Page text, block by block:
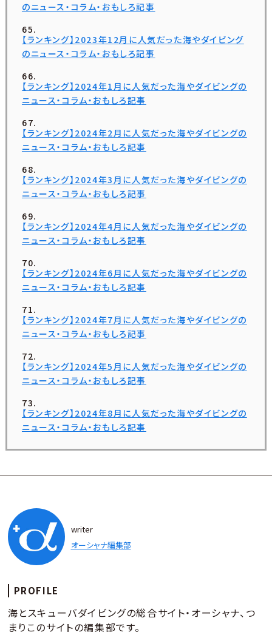
のニュース・コラム・おもしろ記事
【ランキング】2023年12月に人気だった海やダイビング
のニュース・コラム・おもしろ記事
【ランキング】2024年1月に人気だった海やダイビングの
ニュース・コラム・おもしろ記事
【ランキング】2024年2月に人気だった海やダイビングの
ニュース・コラム・おもしろ記事
【ランキング】2024年3月に人気だった海やダイビングの
ニュース・コラム・おもしろ記事
【ランキング】2024年4月に人気だった海やダイビングの
ニュース・コラム・おもしろ記事
【ランキング】2024年6月に人気だった海やダイビングの
ニュース・コラム・おもしろ記事
【ランキング】2024年7月に人気だった海やダイビングの
ニュース・コラム・おもしろ記事
【ランキング】2024年5月に人気だった海やダイビングの
ニュース・コラム・おもしろ記事
【ランキング】2024年8月に人気だった海やダイビングの
ニュース・コラム・おもしろ記事
writer
オーシャナ編集部
PROFILE
海とスキューバダイビングの総合サイト・オーシャナ、つ
まりこのサイトの編集部です。